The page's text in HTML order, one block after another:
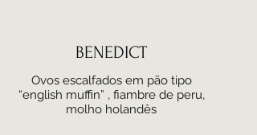
BENEDICT
Ovos escalfados em pão tipo
“english muffin” , fiambre de peru,
molho holandês